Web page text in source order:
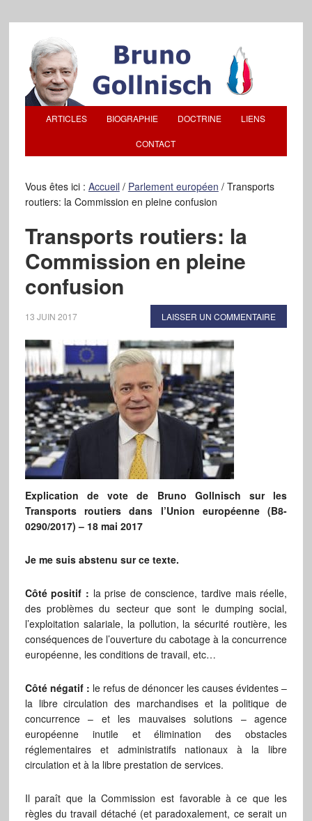
ARTICLES BIOGRAPHIE DOCTRINE LIENS
CONTACT
Vous êtes ici : Accueil / Parlement européen /Transports
routiers: la Commission en pleine confusion
Transports routiers: la
Commission en pleine
confusion
13 JUIN 2017 LAISSER UN COMMENTAIRE
Explication de vote de Bruno Gollnisch sur les
Transports routiers dans l’Union européenne (B8-
0290/2017) – 18 mai 2017
Je me suis abstenu sur ce texte.
Côté positif : la prise de conscience, tardive mais réelle,
des problèmes du secteur que sont le dumping social,
l’exploitation salariale, la pollution, la sécurité routière, les
conséquences de l’ouverture du cabotage à la concurrence
européenne, les conditions de travail, etc…
Côté négatif : le refus de dénoncer les causes évidentes –
la libre circulation des marchandises et la politique de
concurrence – et les mauvaises solutions – agence
européenne inutile et élimination des obstacles
réglementaires et administratifs nationaux à la libre
circulation et à la libre prestation de services.
Il paraît que la Commission est favorable à ce que les
règles du travail détaché (et paradoxalement, ce serait un